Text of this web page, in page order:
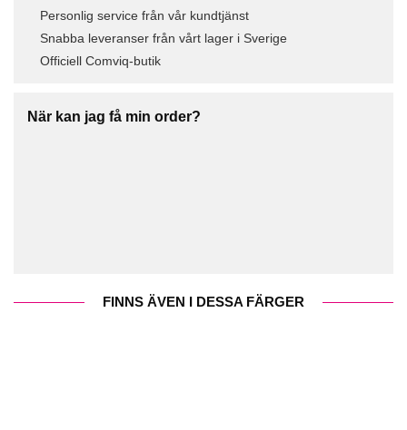
Personlig service från vår kundtjänst
Snabba leveranser från vårt lager i Sverige
Officiell Comviq-butik
När kan jag få min order?
FINNS ÄVEN I DESSA FÄRGER